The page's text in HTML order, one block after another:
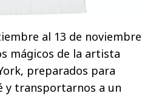
al 13 de noviembre
mágicos de la artista
preparados para
y transportarnos a un